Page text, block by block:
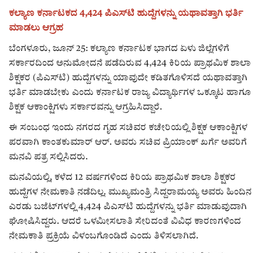
ಪುಸ್ತಕ ಪರಿಚಯ
ಅಂಕಣ
ಸಾಧಕರ ಪರಿಚಯ
ಪತ್ರಕರ್ತರ ಪರಿಚಯ
ಸಂಪಾದಕೀಯ
ಕವನ
Digital Subscription
ಕಲ್ಯಾಣ ಕರ್ನಾಟಕದ 4,424 ಪಿಎಸ್‌ಟಿ ಹುದ್ದೆಗಳನ್ನು ಯಥಾವತ್ತಾಗಿ ಭರ್ತಿ
ಮಾಡಲು ಆಗ್ರಹ
ಬೆಂಗಳೂರು, ಜೂನ್ 25: ಕಲ್ಯಾಣ ಕರ್ನಾಟಕ ಭಾಗದ ಏಳು ಜಿಲ್ಲೆಗಳಿಗೆ
ಸರ್ಕಾರದಿಂದ ಅನುಮೋದನೆ ಪಡೆದಿರುವ 4,424 ಕಿರಿಯ ಪ್ರಾಥಮಿಕ ಶಾಲಾ
ಶಿಕ್ಷಕರ (ಪಿಎಸ್‌ಟಿ) ಹುದ್ದೆಗಳನ್ನು ಯಾವುದೇ ಕಡಿತಗೊಳಿಸದೆ ಯಥಾವತ್ತಾಗಿ
ಭರ್ತಿ ಮಾಡಬೇಕು ಎಂದು ಕರ್ನಾಟಕ ರಾಜ್ಯ ವಿದ್ಯಾರ್ಥಿಗಳ ಒಕ್ಕೂಟ ಹಾಗೂ
ಶಿಕ್ಷಕ ಆಕಾಂಕ್ಷಿಗಳು ಸರ್ಕಾರವನ್ನು ಆಗ್ರಹಿಸಿದ್ದಾರೆ.
ಈ ಸಂಬಂಧ ಇಂದು ನಗರದ ಗೃಹ ಸಚಿವರ ಕಚೇರಿಯಲ್ಲಿ ಶಿಕ್ಷಕ ಆಕಾಂಕ್ಷಿಗಳ
ಪರವಾಗಿ ಕಾಂತಕುಮಾರ್ ಆರ್. ಅವರು ಸಚಿವ ಪ್ರಿಯಾಂಕ್ ಖರ್ಗೆ ಅವರಿಗೆ
ಮನವಿ ಪತ್ರ ಸಲ್ಲಿಸಿದರು.
ಮನವಿಯಲ್ಲಿ, ಕಳೆದ 12 ವರ್ಷಗಳಿಂದ ಕಿರಿಯ ಪ್ರಾಥಮಿಕ ಶಾಲಾ ಶಿಕ್ಷಕರ
ಹುದ್ದೆಗಳ ನೇಮಕಾತಿ ನಡೆದಿಲ್ಲ. ಮುಖ್ಯಮಂತ್ರಿ ಸಿದ್ದರಾಮಯ್ಯ ಅವರು ಹಿಂದಿನ
ಎರಡು ಬಜೆಟ್‌ಗಳಲ್ಲಿ 4,424 ಪಿಎಸ್‌ಟಿ ಹುದ್ದೆಗಳನ್ನು ಭರ್ತಿ ಮಾಡುವುದಾಗಿ
ಘೋಷಿಸಿದ್ದರು. ಆದರೆ ಒಳಮೀಸಲಾತಿ ಸೇರಿದಂತೆ ವಿವಿಧ ಕಾರಣಗಳಿಂದ
ನೇಮಕಾತಿ ಪ್ರಕ್ರಿಯೆ ವಿಳಂಬಗೊಂಡಿದೆ ಎಂದು ತಿಳಿಸಲಾಗಿದೆ.